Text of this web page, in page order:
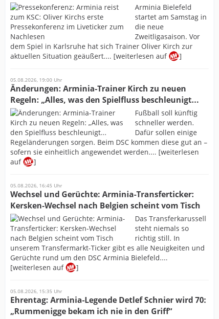
Arminia Bielefeld
startet am Samstag in
die neue
Zweitligasaison. Vor
dem Spiel in Karlsruhe hat sich Trainer Oliver Kirch zur
aktuellen Situation geäußert.... [weiterlesen auf
]
05.08.2026, 19:00 Uhr
Änderungen: Arminia-Trainer Kirch zu neuen
Regeln: „Alles, was den Spielfluss beschleunigt...
Fußball soll künftig
schneller werden.
Dafür sollen einige
Regeländerungen sorgen. Beim DSC kommen diese gut an –
sofern sie einheitlich angewendet werden.... [weiterlesen
auf
]
05.08.2026, 16:45 Uhr
Wechsel und Gerüchte: Arminia-Transferticker:
Kersken-Wechsel nach Belgien scheint vom Tisch
Das Transferkarussell
steht niemals so
richtig still. In
unserem Transfermarkt-Ticker gibt es alle Neuigkeiten und
Gerüchte rund um den DSC Arminia Bielefeld....
[weiterlesen auf
]
05.08.2026, 15:35 Uhr
Ehrentag: Arminia-Legende Detlef Schnier wird 70:
„Rummenigge bekam ich nie in den Griff“